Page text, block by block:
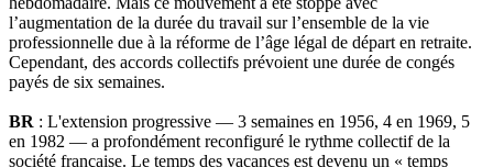
l’augmentation de la durée du travail sur l’ensemble de la vie
professionnelle due à la réforme de l’âge légal de départ en retraite.
Cependant, des accords collectifs prévoient une durée de congés
payés de six semaines.
BR : L'extension progressive — 3 semaines en 1956, 4 en 1969, 5
en 1982 — a profondément reconfiguré le rythme collectif de la
société française. Le temps des vacances est devenu un « temps